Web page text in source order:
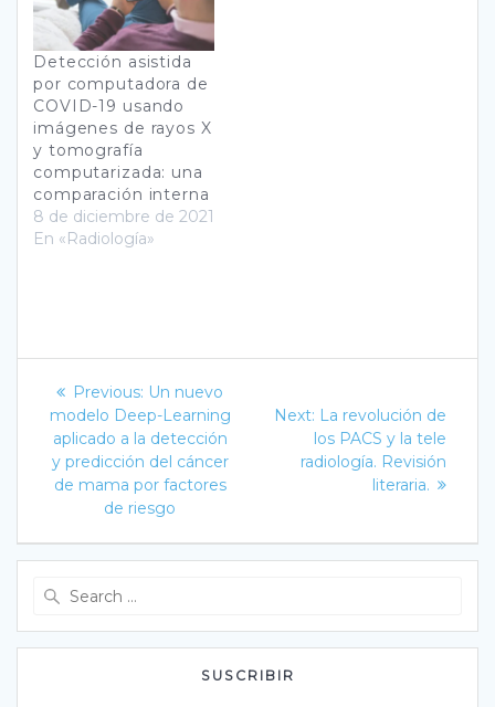
Detección asistida
por computadora de
COVID-19 usando
imágenes de rayos X
y tomografía
computarizada: una
comparación interna
8 de diciembre de 2021
En «Radiología»
Navegación
de
entradas
Previous: Previous
post:
Un nuevo
modelo Deep-Learning
aplicado a la detección
y predicción del cáncer
de mama por factores
de riesgo
Next: Next
post:
La revolución de
los PACS y la tele
radiología. Revisión
literaria.
SUSCRIBIR